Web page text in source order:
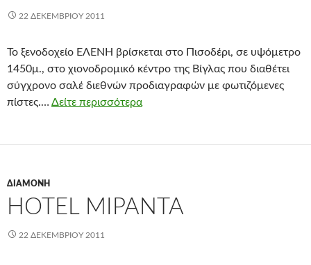
22 ΔΕΚΕΜΒΡΊΟΥ 2011
Το ξενοδοχείο ΕΛΕΝΗ βρίσκεται στο Πισοδέρι, σε υψόμετρο
1450μ., στο χιονοδρομικό κέντρο της Βίγλας που διαθέτει
σύγχρονο σαλέ διεθνών προδιαγραφών με φωτιζόμενες
πίστες.… Δείτε περισσότερα
ΔΙΑΜΟΝΉ
HOTEL ΜΙΡΆΝΤΑ
22 ΔΕΚΕΜΒΡΊΟΥ 2011